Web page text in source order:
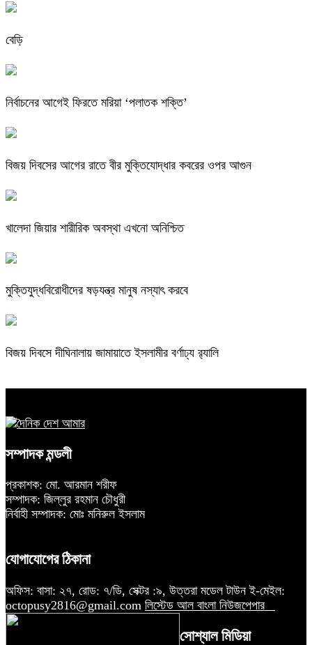
বেড়ি
নির্বাচনের আগেই ফিরতে মরিয়া ‘পলাতক শক্তি’
বিজয় দিবসের আগের রাতে বীর মুক্তিযোদ্ধার কবরের ওপর আগুন
খালেদা জিয়ার শারীরিক অবস্থা এখনো অনিশ্চিত
মুক্তিযুদ্ধবিরোধীদের ষড়যন্ত্র মানুষ নস্যাৎ করবে
বিজয় দিবসে দীঘিনালায় জামায়াতে ইসলামীর বর্ণাঢ্য র‍্যালি
সম্পাদক মন্ডলী
প্রকাশক: মো. আরমান শরীফ
সম্পাদক: জিল্লুর রহমান চৌধুরী
নির্বাহী সম্পাদক: মোঃ মনিরুল ইসলাম
যোগাযোগের ঠিকানা
অফিস: বাসা: ২৭, রোড: ৭/ডি, সেক্টর :৯, উত্তরা মডেল টাউন ই-মেইল:
octopusy2816@gmail.com লিস্টেড আল বাংলা নিউজপেপার
সোশ্যাল মিডিয়া